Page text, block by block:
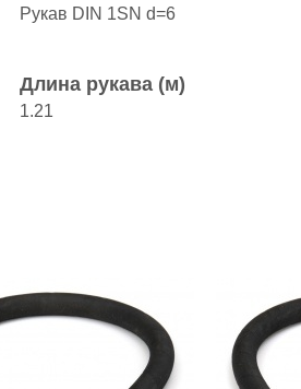
Рукав DIN 1SN d=6
Длина рукава (м)
1.21